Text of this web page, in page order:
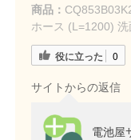
商品：
ホース (L=1200) 洗
役に立った 0
サイトからの返信
電池屋